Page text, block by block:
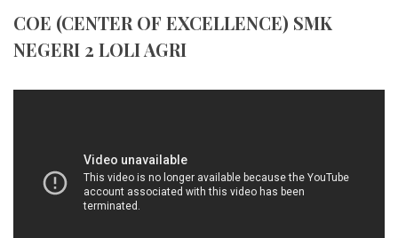
COE (CENTER OF EXCELLENCE) SMK
NEGERI 2 LOLI AGRI